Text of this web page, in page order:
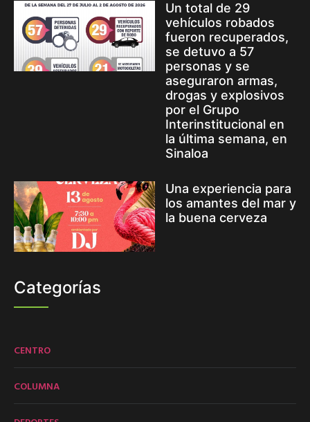
Un total de 29
vehículos robados
fueron recuperados,
se detuvo a 57
personas y se
aseguraron armas,
drogas y explosivos
por el Grupo
Interinstitucional en
la última semana, en
Sinaloa
Una experiencia para
los amantes del mar y
la buena cerveza
Categorías
CENTRO
COLUMNA